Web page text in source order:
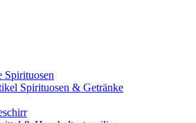
Spirituosen & Getränke